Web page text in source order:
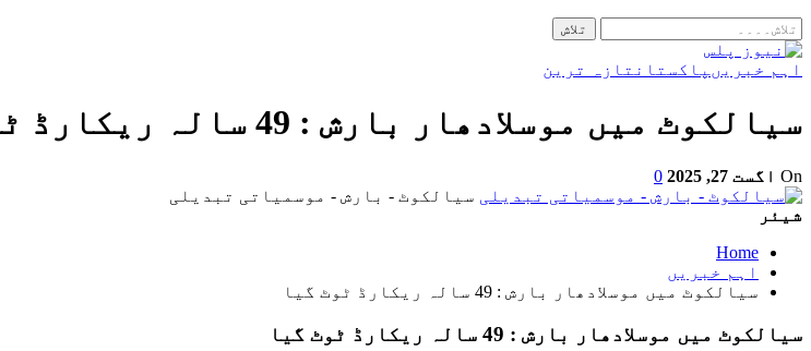
اہم خبریں پاکستان تازہ ترین
سیالکوٹ میں موسلادھار بارش : 49 سالہ ریکارڈ ٹوٹ گیا
On اگست 27, 2025
0
سیالکوٹ - بارش - موسمیاتی تبدیلی
شیئر
Home
اہم خبریں
سیالکوٹ میں موسلادھار بارش : 49 سالہ ریکارڈ ٹوٹ گیا
سیالکوٹ میں موسلادھار بارش : 49 سالہ ریکارڈ ٹوٹ گیا